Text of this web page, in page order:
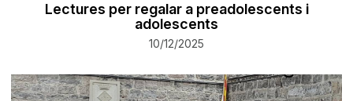
Lectures per regalar a preadolescents i
adolescents
10/12/2025